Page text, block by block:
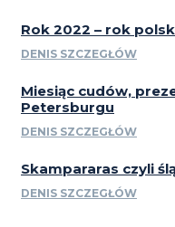
Rok 2022 – rok
DENIS SZCZEGŁÓW
Miesiąc cudów,
Petersburgu
DENIS SZCZEGŁÓW
Skampararas czyli
DENIS SZCZEGŁÓW